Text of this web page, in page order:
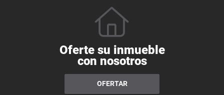
Oferte su inmueble
con nosotros
OFERTAR